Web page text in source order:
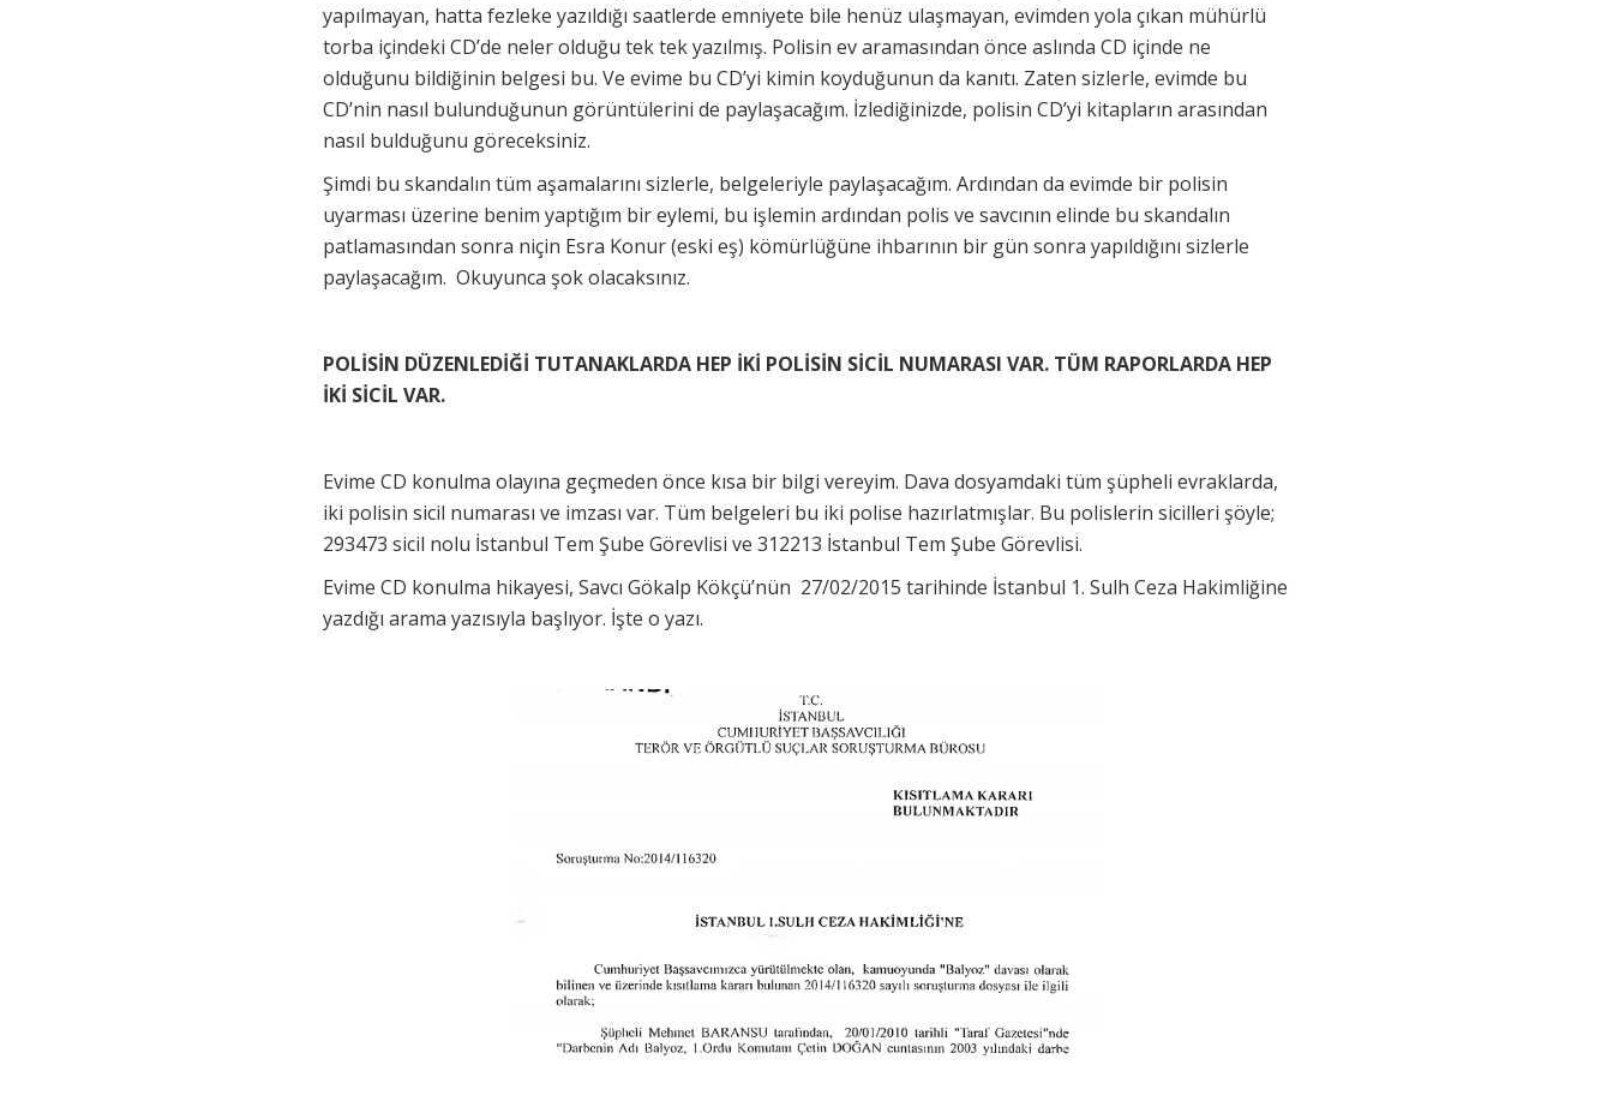
yapılmayan, hatta fezleke yazıldığı saatlerde emniyete bile henüz ulaşmayan, evimden yola çıkan mühürlü
torba içindeki CD’de neler olduğu tek tek yazılmış. Polisin ev aramasından önce aslında CD içinde ne
olduğunu bildiğinin belgesi bu. Ve evime bu CD’yi kimin koyduğunun da kanıtı. Zaten sizlerle, evimde bu
CD’nin nasıl bulunduğunun görüntülerini de paylaşacağım. İzlediğinizde, polisin CD’yi kitapların arasından
nasıl bulduğunu göreceksiniz.
Şimdi bu skandalın tüm aşamalarını sizlerle, belgeleriyle paylaşacağım. Ardından da evimde bir polisin
uyarması üzerine benim yaptığım bir eylemi, bu işlemin ardından polis ve savcının elinde bu skandalın
patlamasından sonra niçin Esra Konur (eski eş) kömürlüğüne ihbarının bir gün sonra yapıldığını sizlerle
paylaşacağım. Okuyunca şok olacaksınız.
POLİSİN DÜZENLEDİĞİ TUTANAKLARDA HEP İKİ POLİSİN SİCİL NUMARASI VAR. TÜM RAPORLARDA HEP
İKİ SİCİL VAR.
Evime CD konulma olayına geçmeden önce kısa bir bilgi vereyim. Dava dosyamdaki tüm şüpheli evraklarda,
iki polisin sicil numarası ve imzası var. Tüm belgeleri bu iki polise hazırlatmışlar. Bu polislerin sicilleri şöyle;
293473 sicil nolu İstanbul Tem Şube Görevlisi ve 312213 İstanbul Tem Şube Görevlisi.
Evime CD konulma hikayesi, Savcı Gökalp Kökçü’nün 27/02/2015 tarihinde İstanbul 1. Sulh Ceza Hakimliğine
yazdığı arama yazısıyla başlıyor. İşte o yazı.